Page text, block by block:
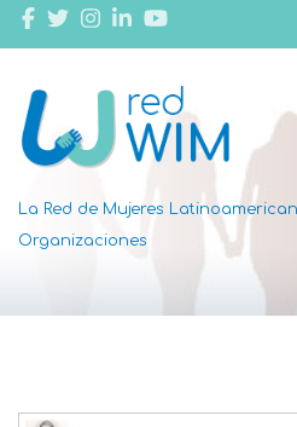
La Red de Mujeres
Organizaciones